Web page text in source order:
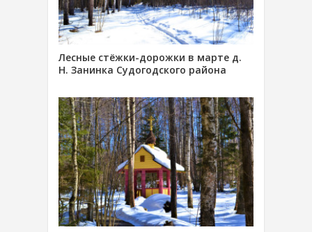
Лесные стёжки-дорожки в марте д.
Н. Занинка Судогодского района